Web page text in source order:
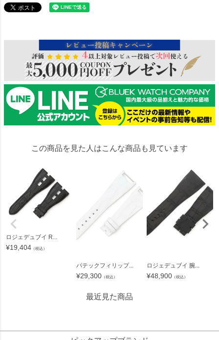
この商品を見た人はこんな商品も見ています
ロジェデュブイ R...
¥19,404 （税込）
パテックフィリップ...
¥29,300 （税込）
ロジェデュブイ 腕...
¥48,900 （税込）
最近見た商品